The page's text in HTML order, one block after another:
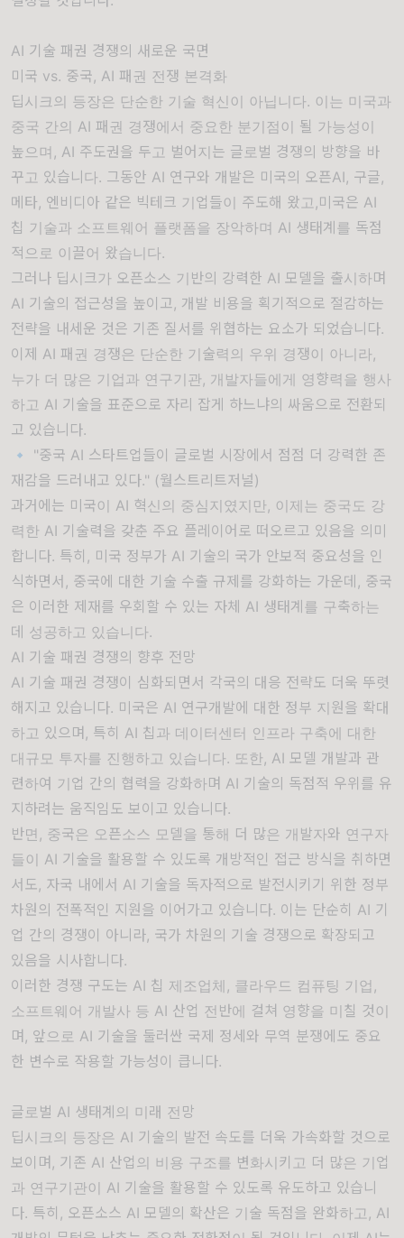
AI 기술 패권 경쟁의 새로운 국면
미국 vs. 중국, AI 패권 전쟁 본격화
딥시크의 등장은 단순한 기술 혁신이 아닙니다. 이는 미국과
중국 간의 AI 패권 경쟁에서 중요한 분기점이 될 가능성이
높으며, AI 주도권을 두고 벌어지는 글로벌 경쟁의 방향을 바
꾸고 있습니다. 그동안 AI 연구와 개발은 미국의 오픈AI, 구글,
메타, 엔비디아 같은 빅테크 기업들이 주도해 왔고,미국은 AI
칩 기술과 소프트웨어 플랫폼을 장악하며 AI 생태계를 독점
적으로 이끌어 왔습니다.
그러나 딥시크가 오픈소스 기반의 강력한 AI 모델을 출시하며
AI 기술의 접근성을 높이고, 개발 비용을 획기적으로 절감하는
전략을 내세운 것은 기존 질서를 위협하는 요소가 되었습니다.
이제 AI 패권 경쟁은 단순한 기술력의 우위 경쟁이 아니라,
누가 더 많은 기업과 연구기관, 개발자들에게 영향력을 행사
하고 AI 기술을 표준으로 자리 잡게 하느냐의 싸움으로 전환되
고 있습니다.
🔹 "중국 AI 스타트업들이 글로벌 시장에서 점점 더 강력한 존
재감을 드러내고 있다." (월스트리트저널)
과거에는 미국이 AI 혁신의 중심지였지만, 이제는 중국도 강
력한 AI 기술력을 갖춘 주요 플레이어로 떠오르고 있음을 의미
합니다. 특히, 미국 정부가 AI 기술의 국가 안보적 중요성을 인
식하면서, 중국에 대한 기술 수출 규제를 강화하는 가운데, 중국
은 이러한 제재를 우회할 수 있는 자체 AI 생태계를 구축하는
데 성공하고 있습니다.
AI 기술 패권 경쟁의 향후 전망
AI 기술 패권 경쟁이 심화되면서 각국의 대응 전략도 더욱 뚜렷
해지고 있습니다. 미국은 AI 연구개발에 대한 정부 지원을 확대
하고 있으며, 특히 AI 칩과 데이터센터 인프라 구축에 대한
대규모 투자를 진행하고 있습니다. 또한, AI 모델 개발과 관
련하여 기업 간의 협력을 강화하며 AI 기술의 독점적 우위를 유
지하려는 움직임도 보이고 있습니다.
반면, 중국은 오픈소스 모델을 통해 더 많은 개발자와 연구자
들이 AI 기술을 활용할 수 있도록 개방적인 접근 방식을 취하면
서도, 자국 내에서 AI 기술을 독자적으로 발전시키기 위한 정부
차원의 전폭적인 지원을 이어가고 있습니다. 이는 단순히 AI 기
업 간의 경쟁이 아니라, 국가 차원의 기술 경쟁으로 확장되고
있음을 시사합니다.
이러한 경쟁 구도는 AI 칩 제조업체, 클라우드 컴퓨팅 기업,
소프트웨어 개발사 등 AI 산업 전반에 걸쳐 영향을 미칠 것이
며, 앞으로 AI 기술을 둘러싼 국제 정세와 무역 분쟁에도 중요
한 변수로 작용할 가능성이 큽니다.
글로벌 AI 생태계의 미래 전망
딥시크의 등장은 AI 기술의 발전 속도를 더욱 가속화할 것으로
보이며, 기존 AI 산업의 비용 구조를 변화시키고 더 많은 기업
과 연구기관이 AI 기술을 활용할 수 있도록 유도하고 있습니
다. 특히, 오픈소스 AI 모델의 확산은 기술 독점을 완화하고, AI